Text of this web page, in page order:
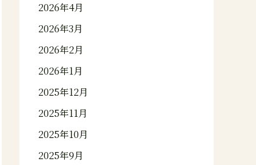
2026年4月
2026年3月
2026年2月
2026年1月
2025年12月
2025年11月
2025年10月
2025年9月